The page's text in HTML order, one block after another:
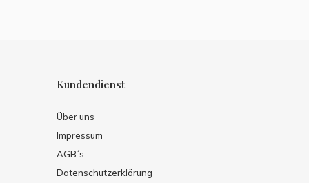
Kundendienst
Über uns
Impressum
AGB´s
Datenschutzerklärung